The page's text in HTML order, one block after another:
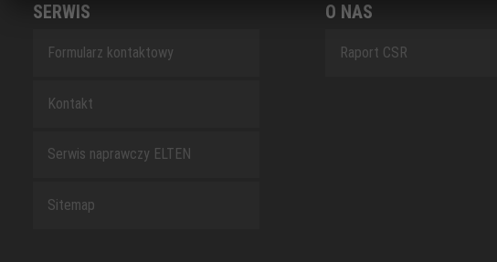
SERWIS
Formularz kontaktowy
Kontakt
Serwis naprawczy ELTEN
Sitemap
O NAS
Raport CSR